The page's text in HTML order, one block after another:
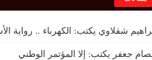
شقلاوي يكتب: الكهرباء .. رواية
جعفر يكتب: إلا المؤتمر الوطني